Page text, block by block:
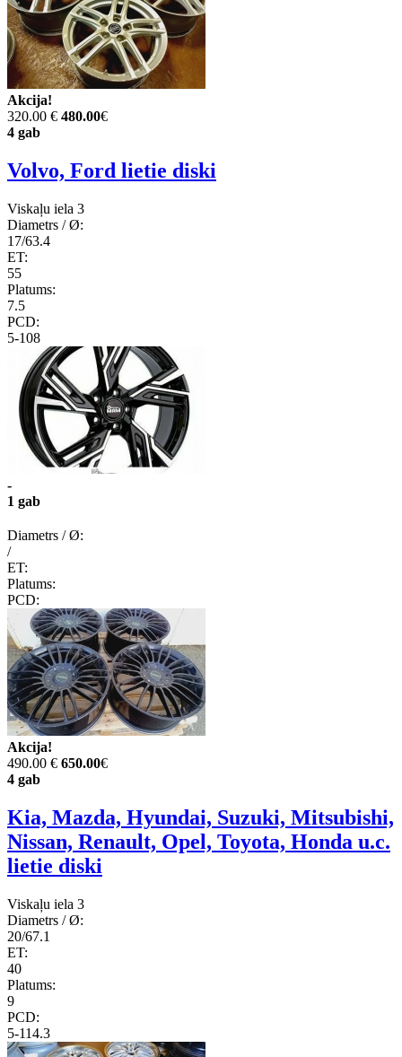
Akcija!
320.00 € 480.00€
4 gab
Volvo, Ford lietie diski
Viskaļu iela 3
Diametrs / Ø:
17/63.4
ET:
55
Platums:
7.5
PCD:
5-108
-
1 gab
Diametrs / Ø:
/
ET:
Platums:
PCD:
Akcija!
490.00 € 650.00€
4 gab
Kia, Mazda, Hyundai, Suzuki, Mitsubishi,
Nissan, Renault, Opel, Toyota, Honda u.c.
lietie diski
Viskaļu iela 3
Diametrs / Ø:
20/67.1
ET:
40
Platums:
9
PCD:
5-114.3